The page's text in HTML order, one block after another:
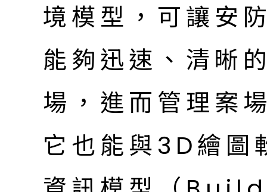
境模型，可讓安
能夠迅速、清晰
場，進而管理案
它也能與3D繪